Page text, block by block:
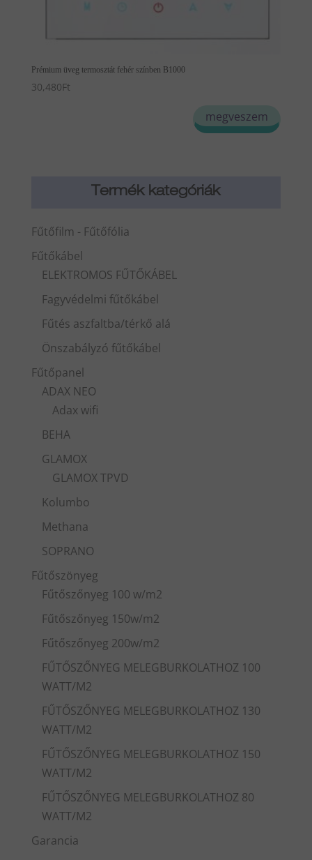
Prémium üveg termosztát fehér színben B1000
30,480Ft
megveszem
Termék kategóriák
Fűtőfilm - Fűtőfólia
Fűtőkábel
ELEKTROMOS FŰTŐKÁBEL
Fagyvédelmi fűtőkábel
Fűtés aszfaltba/térkő alá
Önszabályzó fűtőkábel
Fűtőpanel
ADAX NEO
Adax wifi
BEHA
GLAMOX
GLAMOX TPVD
Kolumbo
Methana
SOPRANO
Fűtőszönyeg
Fűtőszőnyeg 100 w/m2
Fűtőszőnyeg 150w/m2
Fűtőszőnyeg 200w/m2
FŰTŐSZŐNYEG MELEGBURKOLATHOZ 100
WATT/M2
FŰTŐSZŐNYEG MELEGBURKOLATHOZ 130
WATT/M2
FŰTŐSZŐNYEG MELEGBURKOLATHOZ 150
WATT/M2
FŰTŐSZŐNYEG MELEGBURKOLATHOZ 80
WATT/M2
Garancia